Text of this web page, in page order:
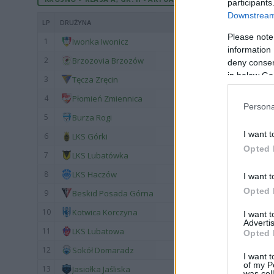
Please
information
deny
in below
I want
Opted
I want
Opted
I want
Opted
I want
of my
LP DRUŻYNA
1 Iwonka Iwonicz
2 Brzozovia Brzozów
3 Tęcza Zręcin
4 Płomień Zmiennica
5 Burza Rogi
6 LKS Górki
7 LKS Lubatówka
8 LKS Haczów
9 Beskid Posada Górna
10 Kotwica Korczyna
11 LKS Lubatowa
12 Sokół Domaradz
13 Jasiołka Jaśliska